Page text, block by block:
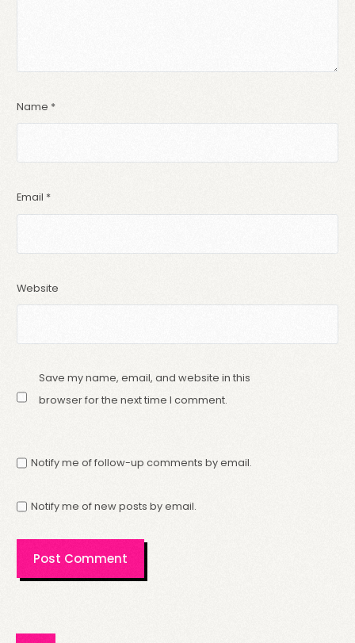
Name *
Email *
Website
Save my name, email, and website in this
browser for the next time I comment.
Notify me of follow-up comments by email.
Notify me of new posts by email.